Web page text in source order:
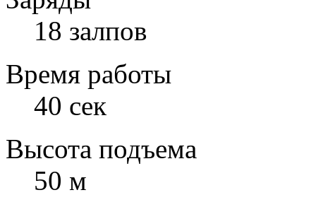
18 залпов
Время работы
40 сек
Высота подъема
50 м